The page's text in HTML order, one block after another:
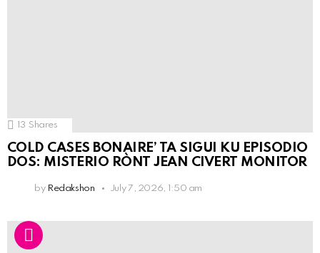
13 Shares
COLD CASES BONAIRE’ TA SIGUI KU EPISODIO
DOS: MISTERIO RÒNT JEAN CIVERT MONITOR
by Redakshon July 7, 2026, 1:50 am